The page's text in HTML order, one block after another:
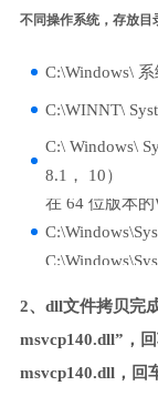
不同操作系统，存放目
C:\Windows\ 系
C:\WINNT\
C:\ Windows\
8.1， 10）
在 64 位版本
2、dll文件拷贝完
msvcp140.dll”，
msvcp140.dll，回